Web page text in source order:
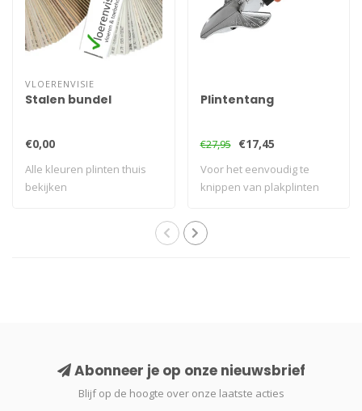
VLOERENVISIE
Stalen bundel
€0,00
Alle kleuren plinten thuis
bekijken
Plintentang
€27,95 €17,45
Voor het eenvoudig te
knippen van plakplinten
Abonneer je op onze nieuwsbrief
Blijf op de hoogte over onze laatste acties